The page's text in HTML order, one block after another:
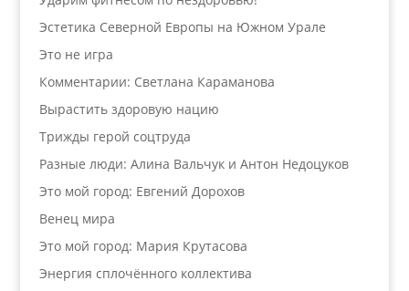
Эстетика Северной Европы на Южном Урале
Это не игра
Комментарии: Светлана Караманова
Вырастить здоровую нацию
Трижды герой соцтруда
Разные люди: Алина Вальчук и Антон Недоцуков
Это мой город: Евгений Дорохов
Венец мира
Это мой город: Мария Крутасова
Энергия сплочённого коллектива